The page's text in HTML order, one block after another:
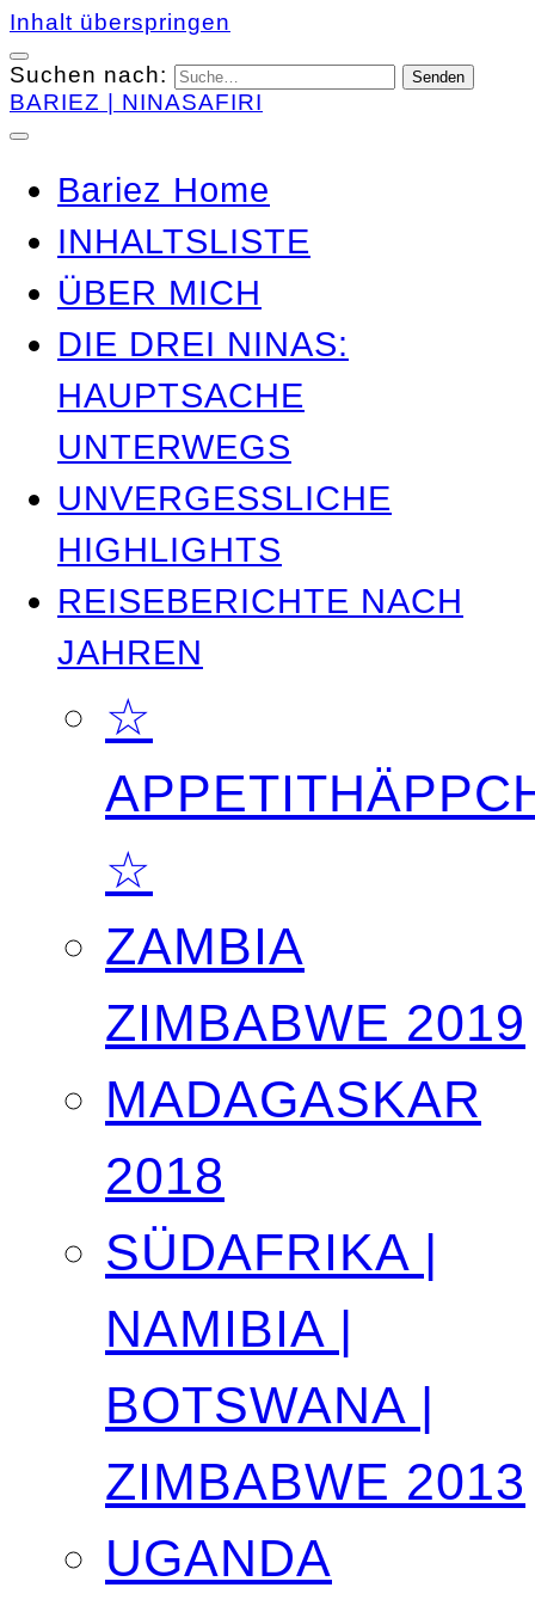
Inhalt überspringen
Suchen nach:
BARIEZ | NINASAFIRI
Bariez Home
INHALTSLISTE
ÜBER MICH
DIE DREI NINAS:
HAUPTSACHE
UNTERWEGS
UNVERGESSLICHE
HIGHLIGHTS
REISEBERICHTE NACH
JAHREN
☆
☆
ZAMBIA
ZIMBABWE 2019
MADAGASKAR
2018
SÜDAFRIKA |
NAMIBIA |
BOTSWANA |
ZIMBABWE 2013
UGANDA